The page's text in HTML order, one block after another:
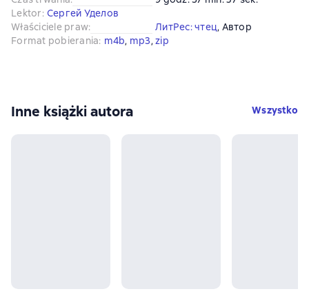
Lektor: Сергей Уделов
Właściciele praw: ЛитРес: чтец, Автор
Format pobierania: m4b, mp3, zip
Inne książki autora Wszystko